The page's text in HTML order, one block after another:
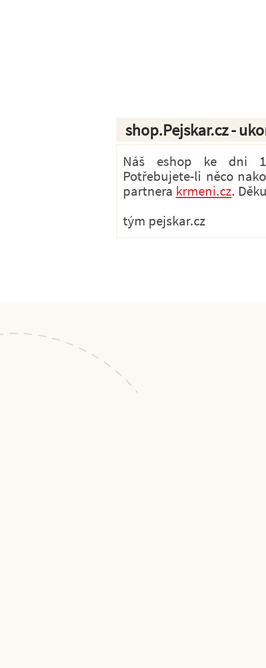
shop.Pejskar.cz -
Náš eshop ke dni
Potřebujete-li něco
partnera krmeni.cz.
tým pejskar.cz